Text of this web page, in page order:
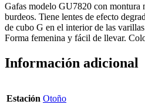
Gafas modelo GU7820 con montura
burdeos. Tiene lentes de efecto
de cubo G en el interior de las
Forma femenina y fácil de llevar.
Información adicional
Estación Otoño